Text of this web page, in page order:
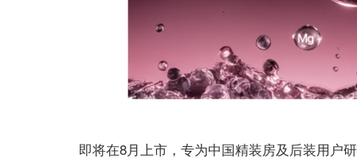
即将在8月上市，专为中国精装房及后装用户